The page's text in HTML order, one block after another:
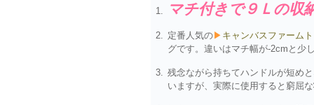
マチ付きで９Ｌの収
定番人気の▶ キャンバスファーム
グです。違いはマチ幅が-2cmと少
残念ながら持ちてハンドルが短め
いますが、実際に使用すると窮屈